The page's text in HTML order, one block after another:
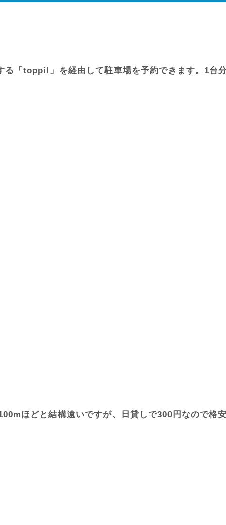
「toppi!」を経由して駐車場を予約できます。1台
ほどと結構遠いですが、日貸しで300円なので格